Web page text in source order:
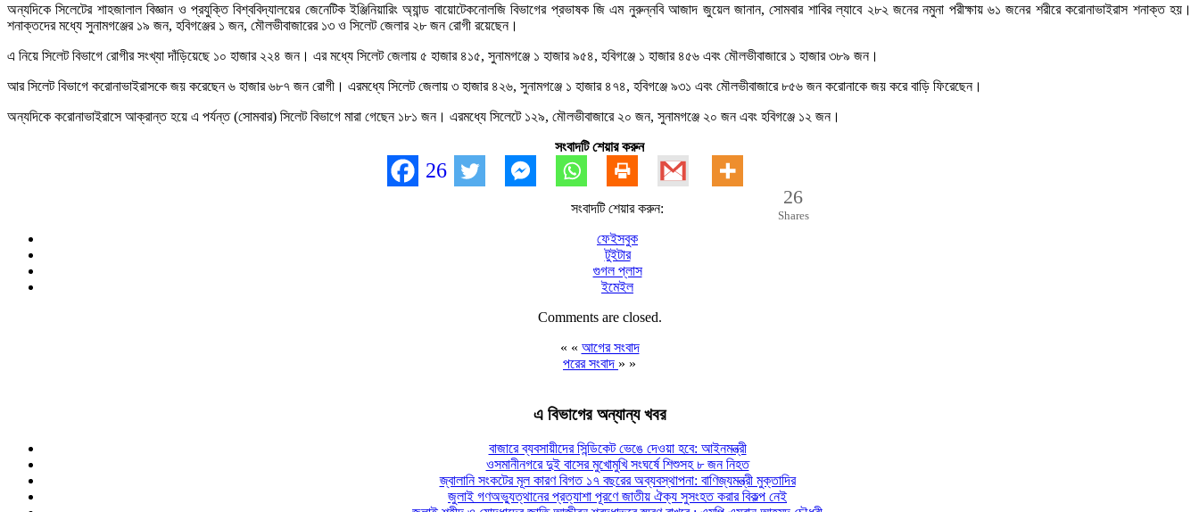
অন্যদিকে সিলেটের শাহজালাল বিজ্ঞান ও প্রযুক্তি বিশ্ববিদ্যালয়ের জেনেটিক ইঞ্জিনিয়ারিং অ্যান্ড বায়োটেকনোলজি বিভাগের প্রভাষক জি এম নুরুন্নবি আজাদ জুয়েল জানান, সোমবার শাবির ল্যাবে ২৮২ জনের নমুনা পরীক্ষায় ৬১ জনের শরীরে করোনাভাইরাস শনাক্ত হয়।
শনাক্তদের মধ্যে সুনামগঞ্জের ১৯ জন, হবিগঞ্জের ১ জন, মৌলভীবাজারের ১৩ ও সিলেট জেলার ২৮ জন রোগী রয়েছেন।
এ নিয়ে সিলেট বিভাগে রোগীর সংখ্যা দাঁড়িয়েছে ১০ হাজার ২২৪ জন। এর মধ্যে সিলেট জেলায় ৫ হাজার ৪১৫, সুনামগঞ্জে ১ হাজার ৯৫৪, হবিগঞ্জে ১ হাজার ৪৫৬ এবং মৌলভীবাজারে ১ হাজার ৩৮৯ জন।
আর সিলেট বিভাগে করোনাভাইরাসকে জয় করেছেন ৬ হাজার ৬৮৭ জন রোগী। এরমধ্যে সিলেট জেলায় ৩ হাজার ৪২৬, সুনামগঞ্জে ১ হাজার ৪৭৪, হবিগঞ্জে ৯৩১ এবং মৌলভীবাজারে ৮৫৬ জন করোনাকে জয় করে বাড়ি ফিরেছেন।
অন্যদিকে করোনাভাইরাসে আক্রান্ত হয়ে এ পর্যন্ত (সোমবার) সিলেট বিভাগে মারা গেছেন ১৮১ জন। এরমধ্যে সিলেটে ১২৯, মৌলভীবাজারে ২০ জন, সুনামগঞ্জে ২০ জন এবং হবিগঞ্জে ১২ জন।
সংবাদটি শেয়ার করুন
26
26
Shares
সংবাদটি শেয়ার করুন:
ফেইসবুক
টুইটার
গুগল প্লাস
ইমেইল
Comments are closed.
« « আগের সংবাদ
পরের সংবাদ » »
এ বিভাগের অন্যান্য খবর
বাজারে ব্যবসায়ীদের সিন্ডিকেট ভেঙে দেওয়া হবে: আইনমন্ত্রী
ওসমানীনগরে দুই বাসের মুখোমুখি সংঘর্ষে শিশুসহ ৮ জন নিহত
জ্বালানি সংকটের মূল কারণ বিগত ১৭ বছরের অব্যবস্থাপনা: বাণিজ্যমন্ত্রী মুক্তাদির
জুলাই গণঅভ্যুত্থানের প্রত্যাশা পূরণে জাতীয় ঐক্য সুসংহত করার বিকল্প নেই